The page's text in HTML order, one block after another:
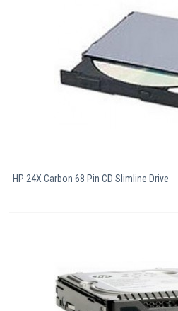
HP 24X Carbon 68 Pin CD Slimline Drive